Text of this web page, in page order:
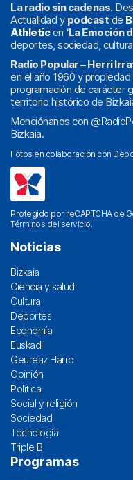
La radio sin cadenas.
Actualidad y podcast de
Athleticen ‘La Emoción
deportes, sociedad,
Radio Popular – Herri
en el año 1960 y
programación de carácter
territorio histórico de
Menciónanos con
Bizkaia.
Fotos en colaboración con
Protegido por reCAPTCHA de
Términos del servicio.
Noticias
Bizkaia
Ciencia y salud
Cultura
Deportes
Economía
Euskadi
Geureaz Harro
Opinión
Política
Social y religión
Sociedad
Tecnología
Triple B
Programas